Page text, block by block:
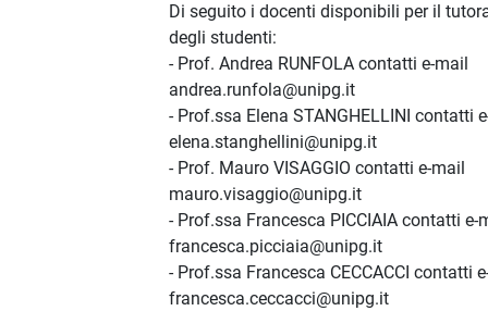
Di seguito i docenti disponibili per il
degli studenti:
- Prof. Andrea RUNFOLA contatti e-mail
andrea.runfola@unipg.it
- Prof.ssa Elena STANGHELLINI contatti
elena.stanghellini@unipg.it
- Prof. Mauro VISAGGIO contatti e-mail
mauro.visaggio@unipg.it
- Prof.ssa Francesca PICCIAIA contatti e-
francesca.picciaia@unipg.it
- Prof.ssa Francesca CECCACCI contatti
francesca.ceccacci@unipg.it